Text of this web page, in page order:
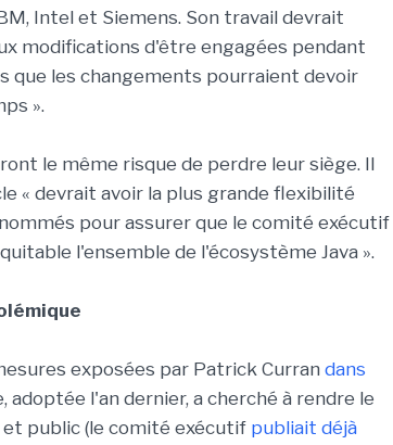
Intel et Siemens. Son travail devrait
modifications d'être engagées pendant
que les changements pourraient devoir
».
le même risque de perdre leur siège. Il
« devrait avoir la plus grande flexibilité
pour assurer que le comité exécutif
l'ensemble de l'écosystème Java ».
exposées par Patrick Curran dans
adoptée l'an dernier, a cherché à rendre le
public (le comité exécutif publiait déjà